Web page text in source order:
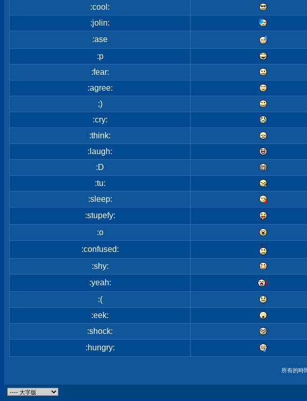
:cool:
:jolin:
:ase
:p
:fear:
:agree:
;)
:cry:
:think:
:laugh:
:D
:tu:
:sleep:
:stupefy:
:o
:confused:
:shy:
:yeah:
:(
:eek:
:shock:
:hungry:
所有的時